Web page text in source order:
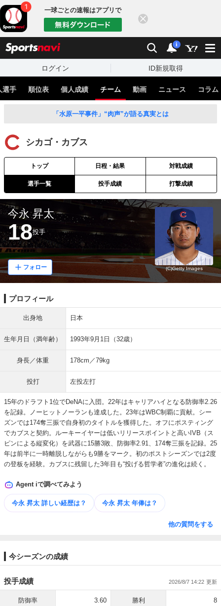
一球ごとの速報はアプリで
検索 通知
i
ログイン ID新規取得
選手 順位表 個人成績 チーム 動画 ニュース コラム
「水原一平事件」“肉声”が語る真実とは
シカゴ・カブス
トップ 日程・結果 対戦成績
選手一覧 投手成績 打撃成績
今永 昇太
18投手
フォロー (C)Getty Images
プロフィール
出身地 日本
生年月日（満年齢） 1993年9月1日（32歳）
身長／体重 178cm／79kg
投打 左投左打
15年のドラフト1位でDeNAに入団。22年はキャリアハイとなる防御率2.26
を記録。ノーヒットノーランも達成した。23年はWBC制覇に貢献。シー
ズンでは174奪三振で自身初のタイトルを獲得した。オフにポスティング
でカブスと契約。ルーキーイヤーは低いリリースポイントと高いIVB（ス
ピンによる縦変化）を武器に15勝3敗、防御率2.91、174奪三振を記録。25
年は前半に一時離脱しながらも9勝をマーク。初のポストシーズンでは2度
の登板を経験。カブスに残留した3年目も“投げる哲学者”の進化は続く。
Agent iで調べてみよう
今永 昇太 詳しい​経歴は？ 今永 昇太 年俸は？
他の質問をする
今シーズンの成績
投手成績 2026/8/7 14:22
防御率 3.60 勝利 8